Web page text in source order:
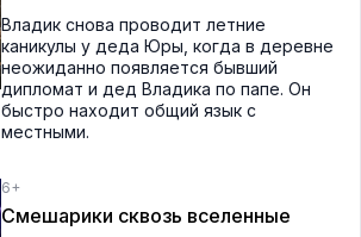
Владик снова проводит летние
каникулы у деда Юры, когда в деревне
неожиданно появляется бывший
дипломат и дед Владика по папе. Он
быстро находит общий язык с
местными.
6+
Смешарики сквозь вселенные